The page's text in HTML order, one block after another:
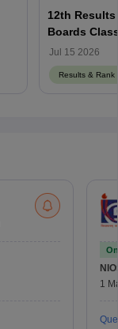
12th Results
Boards
Jul 15 2026
Results & Rank
1